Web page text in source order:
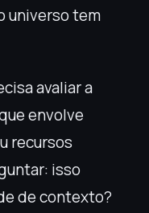
universo tem
avaliar a
envolve
recursos
isso
de contexto?